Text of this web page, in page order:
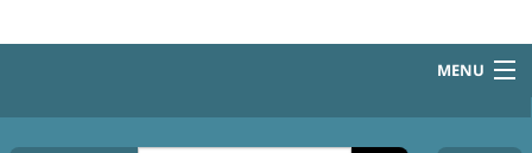
MENU
HOME